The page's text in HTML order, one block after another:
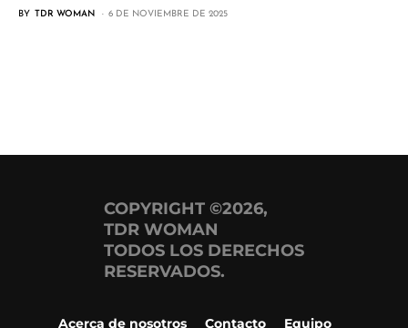
BY TDR WOMAN 6 DE NOVIEMBRE DE 2025
COPYRIGHT ©2026,
TDR WOMAN
TODOS LOS DERECHOS
RESERVADOS.
Acerca de nosotros Contacto Equipo